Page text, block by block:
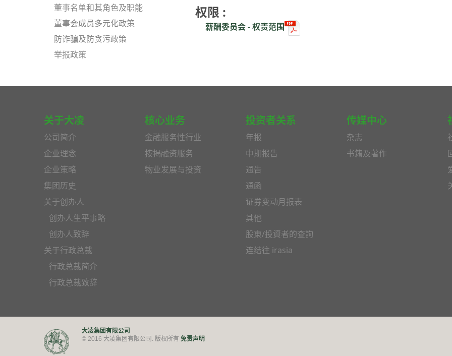
董事名单和其角色及职能
董事会成员多元化政策
防诈骗及防贪污政策
举报政策
权限 :
薪酬委员会 - 权责范围
关于大凌
公司简介
企业理念
企业策略
集团历史
关于创办人
创办人生平事略
创办人致辞
关于行政总裁
行政总裁简介
行政总裁致辞
核心业务
金融服务性行业
按揭融资服务
物业发展与投资
投资者关系
年报
中期报告
通告
通函
证券变动月报表
其他
股東/投資者的查詢
连结往 irasia
传媒中心
杂志
书籍及著作
大凌集团有限公司
© 2016 大凌集团有限公司. 版权所有 免责声明